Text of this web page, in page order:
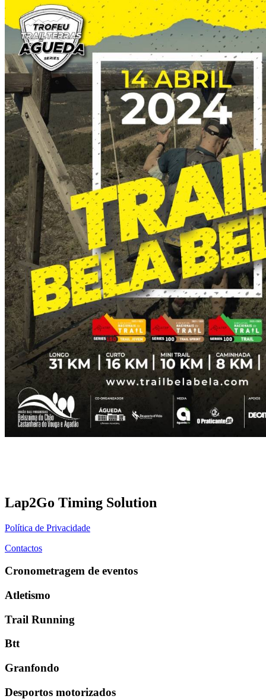
Lap2Go Timing Solution
Política de Privacidade
Contactos
Cronometragem de eventos
Atletismo
Trail Running
Btt
Granfondo
Desportos motorizados